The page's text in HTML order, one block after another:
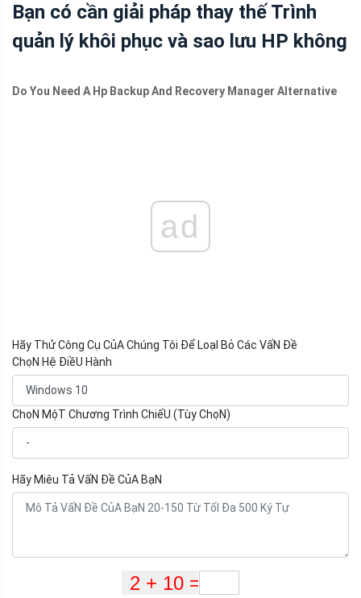
Bạn có cần giải pháp thay thế Trình
quản lý khôi phục và sao lưu HP không
Do You Need A Hp Backup And Recovery Manager Alternative
ad
Hãy Thử Công Cụ CủA Chúng Tôi Để LoạI Bỏ Các VấN Đề
ChọN Hệ ĐiềU Hành
ChọN MộT Chương Trình ChiếU (Tùy ChọN)
Hãy Miêu Tả VấN Đề CủA BạN